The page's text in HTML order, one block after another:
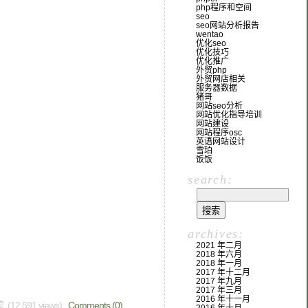
(12,591 views) Comments (0)
php程序和空间
seo
seo网站分析报告
wentao
优化seo
优化技巧
优化推广
外贸php
外贸网店相关
服务器数据
猪哥
网站seo分析
网站优化指导培训
网站建设
网站程序osc
英语网站设计
雪珀
饭饭
search:
archives:
2021 年二月
2018 年六月
2018 年一月
2017 年十二月
2017 年九月
2017 年三月
2016 年十一月